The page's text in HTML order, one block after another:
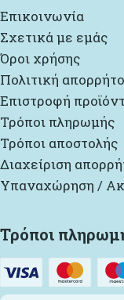
Επικοινωνία
Σχετικά με εμάς
Όροι χρήσης
Πολιτική
Επιστροφή
Τρόποι πληρωμής
Τρόποι αποστολής
Διαχείριση
Υπαναχώρηση /
Τρόποι